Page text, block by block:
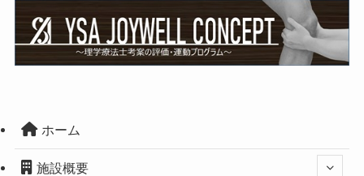
ホーム
施設概要